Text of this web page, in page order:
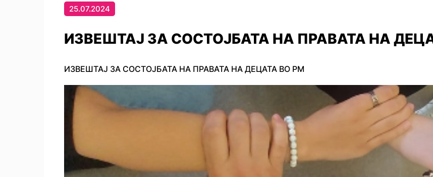
25.07.2024
ИЗВЕШТАЈ ЗА СОСТОЈБАТА НА ПРАВАТА НА
ИЗВЕШТАЈ ЗА СОСТОЈБАТА НА ПРАВАТА НА ДЕЦАТА ВО РМ